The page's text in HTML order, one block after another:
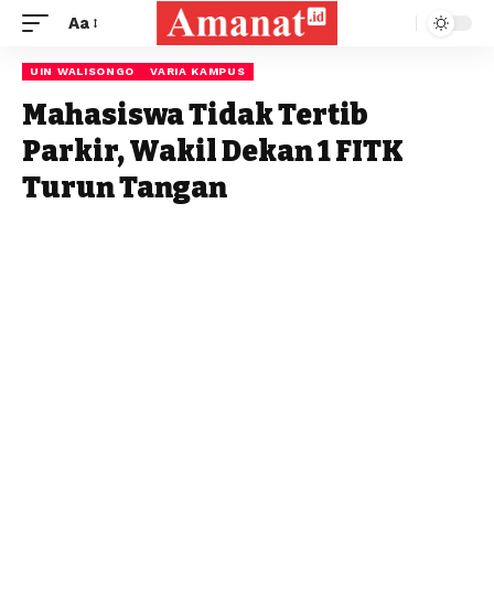
Aa
UIN WALISONGO VARIA KAMPUS
Mahasiswa Tidak Tertib
Parkir, Wakil Dekan 1 FITK
Turun Tangan